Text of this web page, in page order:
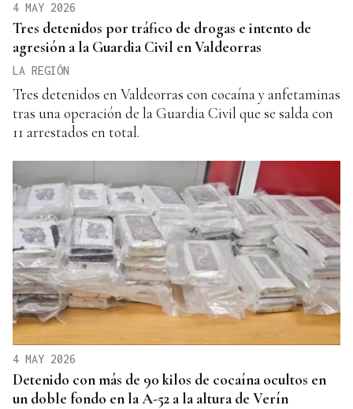
4 MAY 2026
Tres detenidos por tráfico de drogas e intento de
agresión a la Guardia Civil en Valdeorras
LA REGIÓN
Tres detenidos en Valdeorras con cocaína y anfetaminas
tras una operación de la Guardia Civil que se salda con
11 arrestados en total.
4 MAY 2026
Detenido con más de 90 kilos de cocaína ocultos en
un doble fondo en la A-52 a la altura de Verín